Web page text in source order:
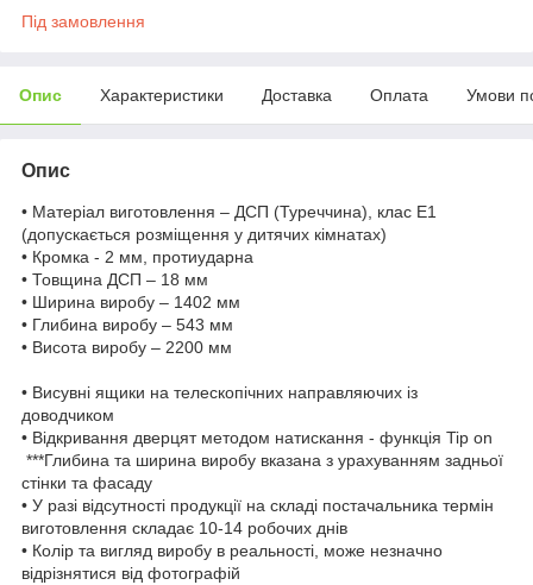
Під замовлення
Опис Характеристики Доставка Оплата Умови
Опис
• Матеріал виготовлення – ДСП (Туреччина), клас Е1
(допускається розміщення у дитячих кімнатах)
• Кромка - 2 мм, протиударна
• Товщина ДСП – 18 мм
• Ширина виробу – 1402 мм
• Глибина виробу – 543 мм
• Висота виробу – 2200 мм
• Висувні ящики на телескопічних направляючих із
доводчиком
• Відкривання дверцят методом натискання - функція Tip on
***Глибина та ширина виробу вказана з урахуванням задньої
стінки та фасаду
• У разі відсутності продукції на складі постачальника термін
виготовлення складає 10-14 робочих днів
• Колір та вигляд виробу в реальності, може незначно
відрізнятися від фотографій